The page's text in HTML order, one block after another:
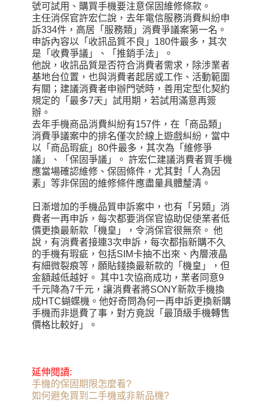
號可試用、購買手機要注意保固維修條款。
主任消保官許宏仁說，去年電信服務消費糾紛申
訴334件，高居「服務類」消費爭議案第一名。
申訴內容以「收訊品質不良」180件最多，其次
是「收費爭議」、「推銷手法」。
他說，收訊品質是否符合消費者需求，除涉業者
基地台位置，也與消費者起居或工作、活動範圍
有關；建議消費者申辦門號時，善用定型化契約
規定的「最多7天」試用期，若試用滿意再簽
辦。
去年手機商品消費糾紛有157件，在「商品類」
消費爭議案中的排名僅次於線上遊戲糾紛，當中
以「商品瑕疵」80件最多，其次為「維修爭
議」、「保固爭議」。 許宏仁建議消費者買手機
應當場確認維修、保固條件，尤其對「人為因
素」等非保固的維修條件應盡量具體釐清。
日漸增加的手機品質申訴案中，也有「另類」消
費者一再申訴，每次都要消保官協助促使業者低
價更換最新款「機皇」，令消保官很無奈。 他
說，有消費者接連3次申訴，每次都指新購不久
的手機有瑕疵，包括SIM卡抽不出來、內層液晶
有細微裂痕等，願貼錢換最新款的「機皇」，但
金額越低越好。 其中1次協商成功，業者同意9
千元降為7千元，讓消費者將SONY新款手機換
成HTC蝴蝶機。他好奇問為何一再申訴更換新購
手機而非退費了事，對方竟說「最頂級手機轉售
價格比較好」。
延伸閱讀:
手機的保固期限怎麼看?
如何避免買到二手機或非新品機?